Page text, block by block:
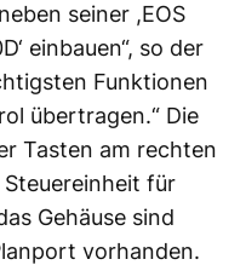
seiner ,EOS
einbauen“, so der
Funktionen
übertragen.“ Die
Tasten am rechten
für
Gehäuse sind
vorhanden.